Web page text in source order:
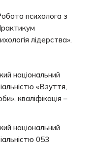
психолога з
лідерства».
національний
«Взуття,
кваліфікація –
національний
053